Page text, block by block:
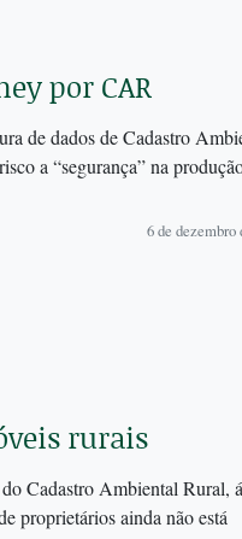
por CAR
de dados de Cadastro
a “segurança” na
6 de dezembro
rurais
Cadastro Ambiental Rural,
proprietários ainda não está